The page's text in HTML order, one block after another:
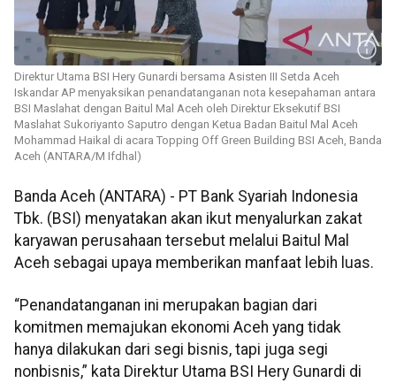
Direktur Utama BSI Hery Gunardi bersama Asisten III Setda Aceh
Iskandar AP menyaksikan penandatanganan nota kesepahaman antara
BSI Maslahat dengan Baitul Mal Aceh oleh Direktur Eksekutif BSI
Maslahat Sukoriyanto Saputro dengan Ketua Badan Baitul Mal Aceh
Mohammad Haikal di acara Topping Off Green Building BSI Aceh, Banda
Aceh (ANTARA/M Ifdhal)
Banda Aceh (ANTARA) - PT Bank Syariah Indonesia
Tbk. (BSI) menyatakan akan ikut menyalurkan zakat
karyawan perusahaan tersebut melalui Baitul Mal
Aceh sebagai upaya memberikan manfaat lebih luas.
“Penandatanganan ini merupakan bagian dari
komitmen memajukan ekonomi Aceh yang tidak
hanya dilakukan dari segi bisnis, tapi juga segi
nonbisnis,” kata Direktur Utama BSI Hery Gunardi di